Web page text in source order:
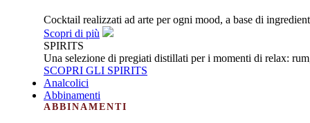
Cocktail realizzati ad arte per ogni mood, a base di
Scopri di più
SPIRITS
Una selezione di pregiati distillati per i momenti di relax:
SCOPRI GLI SPIRITS
Analcolici
Abbinamenti
ABBINAMENTI